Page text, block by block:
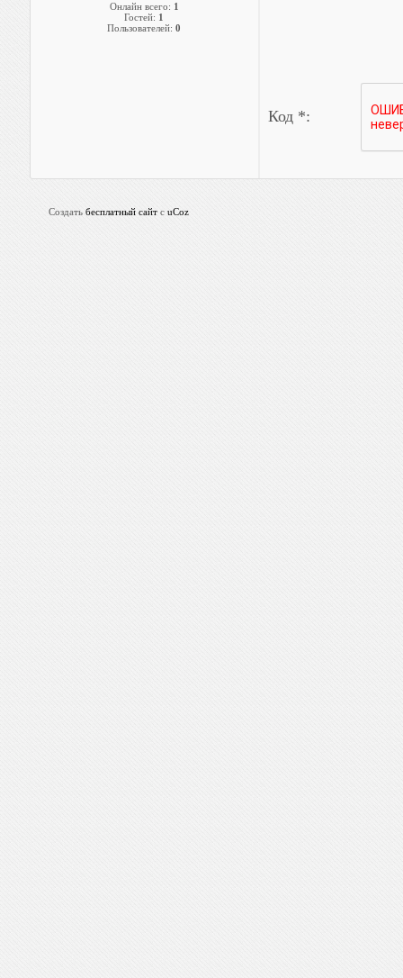
Онлайн всего: 1
Гостей: 1
Пользователей: 0
Код *:
Создать бесплатный сайт с uCoz